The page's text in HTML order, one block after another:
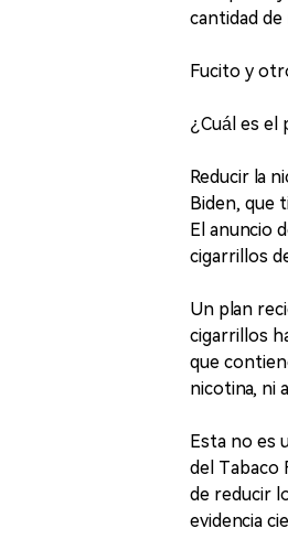
cantidad
Fucito y
¿Cuál es el
Reducir la
Biden, que
El anuncio
cigarrillos
Un plan
cigarrillos
que
nicotina, ni
Esta no es
del Tabaco
de reducir
evidencia